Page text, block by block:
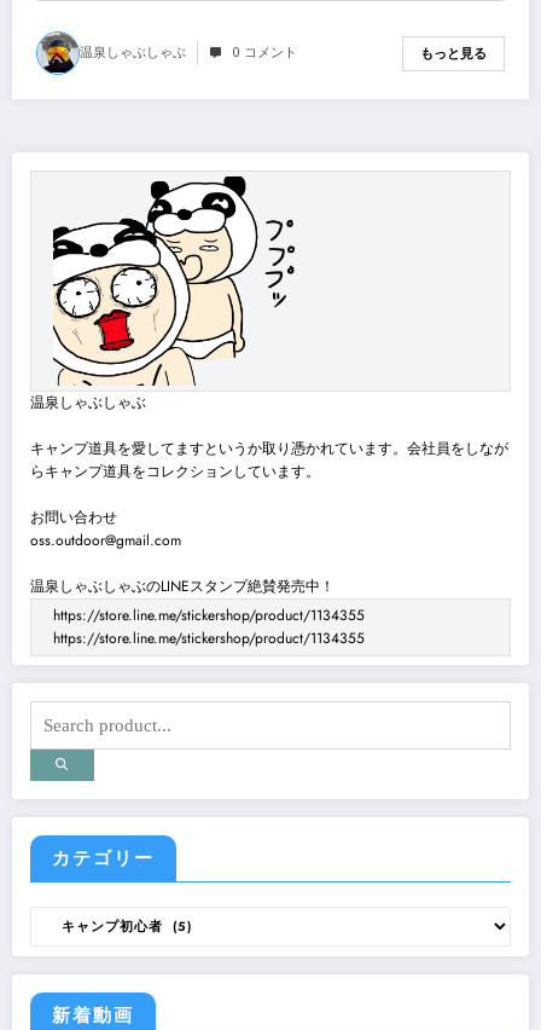
温泉しゃぶしゃぶ 0 コメント もっと見る
温泉しゃぶしゃぶ
キャンプ道具を愛してますというか取り憑かれています。会社員をしなが
らキャンプ道具をコレクションしています。
お問い合わせ
oss.outdoor@gmail.com
温泉しゃぶしゃぶのLINEスタンプ絶賛発売中！
https://store.line.me/stickershop/product/1134355
https://store.line.me/stickershop/product/1134355
カテゴリー
ゴ
ー
新着動画